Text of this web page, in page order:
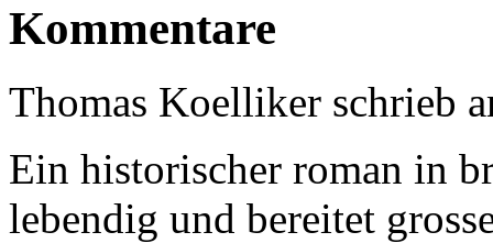
Kommentare
Thomas Koelliker schrieb
Ein historischer roman in
lebendig und bereitet